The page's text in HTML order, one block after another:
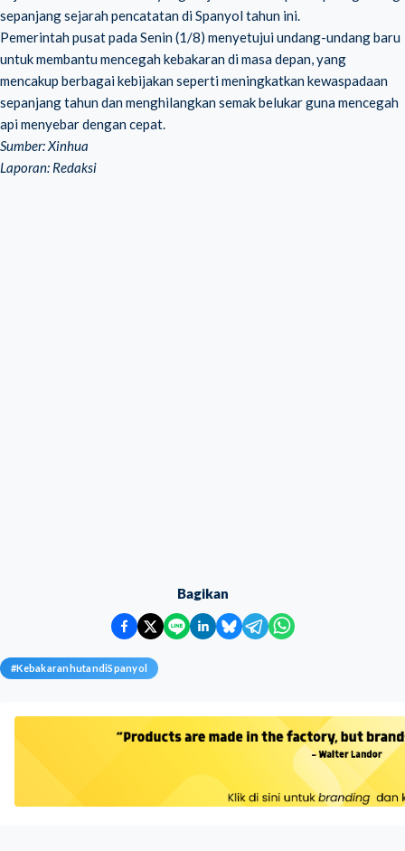
sepanjang sejarah pencatatan di Spanyol tahun ini.
Pemerintah pusat pada Senin (1/8) menyetujui undang-undang baru
untuk membantu mencegah kebakaran di masa depan, yang
mencakup berbagai kebijakan seperti meningkatkan kewaspadaan
sepanjang tahun dan menghilangkan semak belukar guna mencegah
api menyebar dengan cepat.
Sumber: Xinhua
Laporan: Redaksi
Bagikan
#KebakaranhutandiSpanyol